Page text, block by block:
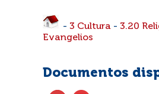
- 3 Cultura - 3.20
Evangelios
Documentos